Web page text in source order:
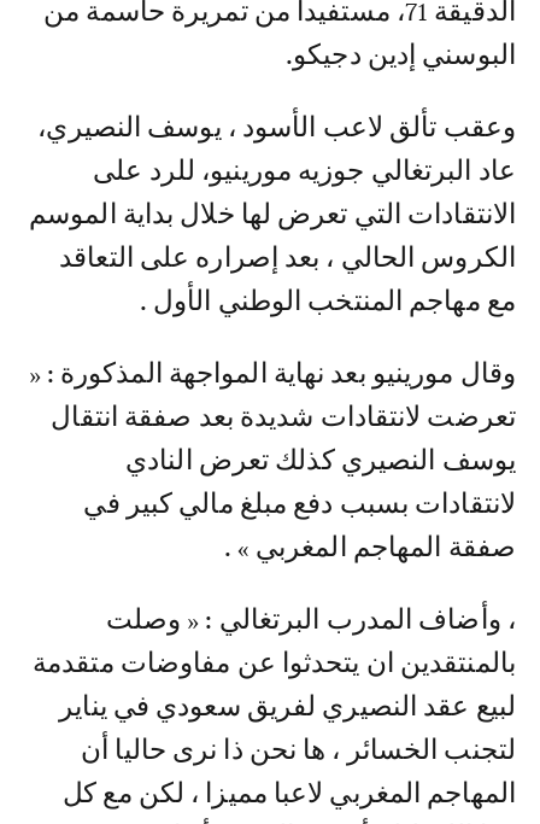
البوسني إدين دجيكو.
عاد البرتغالي جوزيه مورينيو، للرد على
الانتقادات التي تعرض لها خلال بداية الموسم
الكروس الحالي ، بعد إصراره على التعاقد
مع مهاجم المنتخب الوطني الأول .
تعرضت لانتقادات شديدة بعد صفقة انتقال
يوسف النصيري كذلك تعرض النادي
لانتقادات بسبب دفع مبلغ مالي كبير في
صفقة المهاجم المغربي » .
بالمنتقدين ان يتحدثوا عن مفاوضات متقدمة
لبيع عقد النصيري لفريق سعودي في يناير
لتجنب الخسائر ، ها نحن ذا نرى حاليا أن
المهاجم المغربي لاعبا مميزا ، لكن مع كل
هذا اللغط لم أشعر بالخوف أبدا بعد ضمه